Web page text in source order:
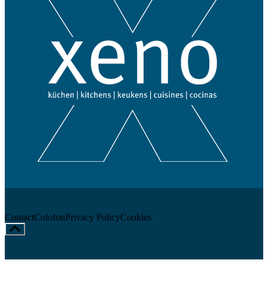
ContactColofonPrivacy PolicyCookies